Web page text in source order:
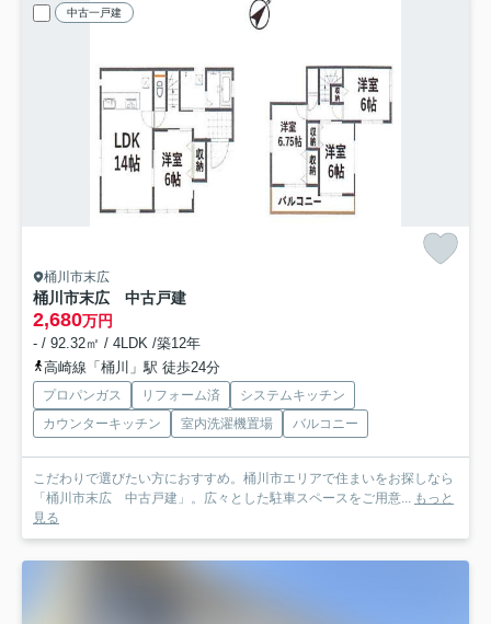
中古一戸建
桶川市末広
桶川市末広 中古戸建
2,680万円
- / 92.32㎡ / 4LDK /築12年
高崎線「桶川」駅 徒歩24分
プロパンガス リフォーム済
システムキッチン
カウンターキッチン
室内洗濯機置場 バルコニー
こだわりで選びたい方におすすめ。桶川市エリアで住まいをお探しなら
「桶川市末広 中古戸建」。広々とした駐車スペースをご用意...
もっと
見る